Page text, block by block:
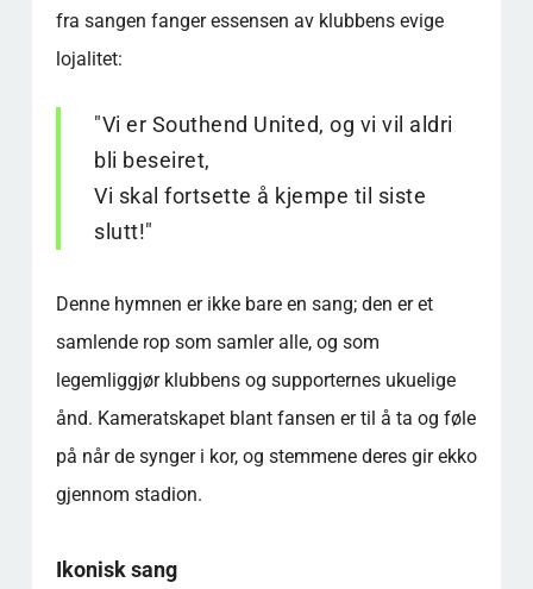
fra sangen fanger essensen av klubbens evige
lojalitet:
"Vi er Southend United, og vi vil aldri
bli beseiret,
Vi skal fortsette å kjempe til siste
slutt!"
Denne hymnen er ikke bare en sang; den er et
samlende rop som samler alle, og som
legemliggjør klubbens og supporternes ukuelige
ånd. Kameratskapet blant fansen er til å ta og føle
på når de synger i kor, og stemmene deres gir ekko
gjennom stadion.
Ikonisk sang